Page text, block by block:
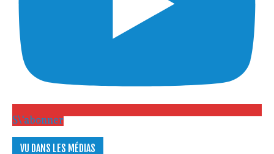
S\'abonner
VU DANS LES MÉDIAS